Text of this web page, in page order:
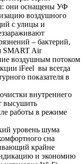
они оснащены УФ
воздушного
с улицы и
– бактерий,
SMART Air
воздушным потоком
iFeel вы всегда
показателя в
внутреннего
высушить
работы в режиме
уровень шума
сна
крайне
и экономию